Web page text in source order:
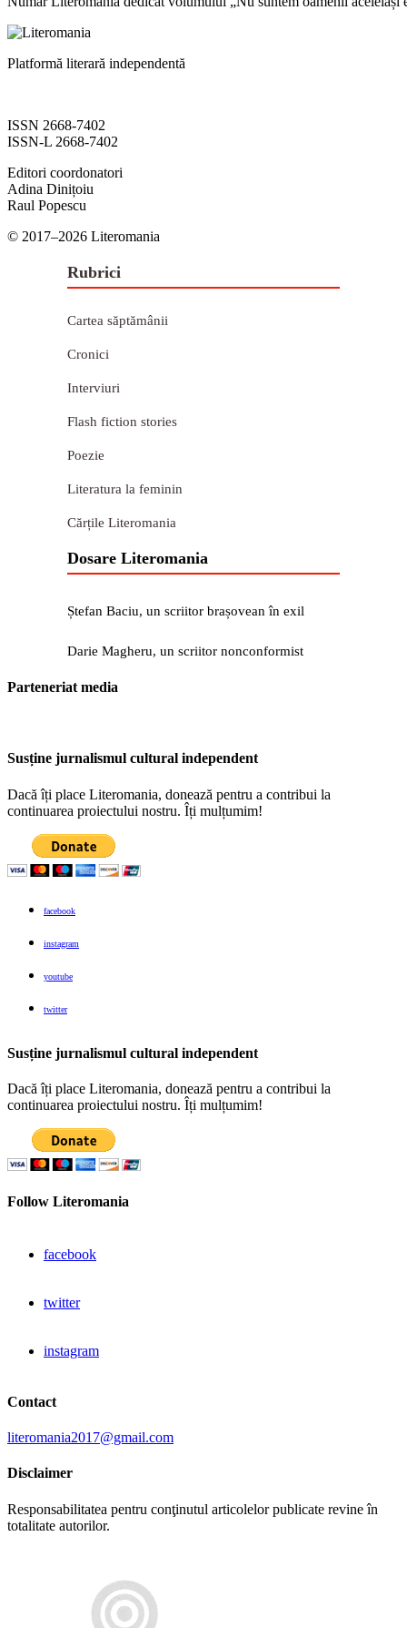
Platformă literară independentă
ISSN 2668-7402
ISSN-L 2668-7402
Editori coordonatori
Adina Dinițoiu
Raul Popescu
© 2017–2026 Literomania
Rubrici
Cartea săptămânii
Cronici
Interviuri
Flash fiction stories
Poezie
Literatura la feminin
Cărțile Literomania
Dosare Literomania
Ștefan Baciu, un scriitor brașovean în exil
Darie Magheru, un scriitor nonconformist
Parteneriat media
Susține jurnalismul cultural independent
Dacă îți place Literomania, donează pentru a contribui la
continuarea proiectului nostru. Îți mulțumim!
facebook
instagram
youtube
twitter
Susține jurnalismul cultural independent
Dacă îți place Literomania, donează pentru a contribui la
continuarea proiectului nostru. Îți mulțumim!
Follow Literomania
facebook
twitter
instagram
Contact
literomania2017@gmail.com
Disclaimer
Responsabilitatea pentru conţinutul articolelor publicate revine în
totalitate autorilor.